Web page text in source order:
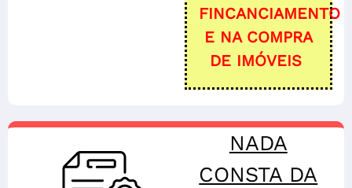
FINCANCIAMENTO
E NA COMPRA
DE IMÓVEIS
NADA
CONSTA DA